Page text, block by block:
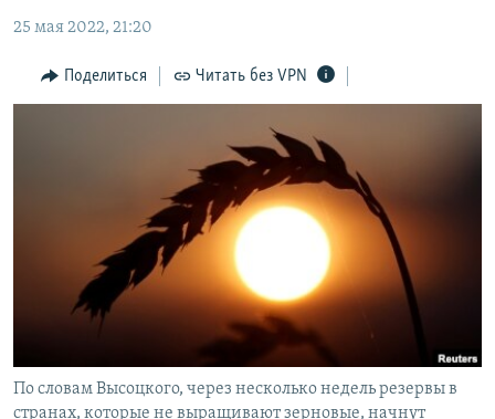
Вернутся
поискуИНФОГРАФИКА
СОВЕТЫ ПРАВОЗАЩИТНИКОВ
ПРОПАВШИЕ БЕЗ ВЕСТИ
ПОБЕДИТЕЛЕЙ НЕ СУДЯТ?
КРЫМ.НЕПОКОРЕННЫЙ
РАДІО СВОБОДА
КАК ОБОЙТИ БЛОКИРОВКУ
ПРИСОЕДИНЯЙТЕСЬ!
Все сайты RFE/RL
25 мая 2022, 21:20
Поделиться Читать без VPN
По словам Высоцкого, через несколько недель резервы в
странах, которые не выращивают зерновые, начнут